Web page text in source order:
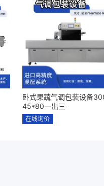
卧式果蔬气调包装设备
45*80一出三
在线询价